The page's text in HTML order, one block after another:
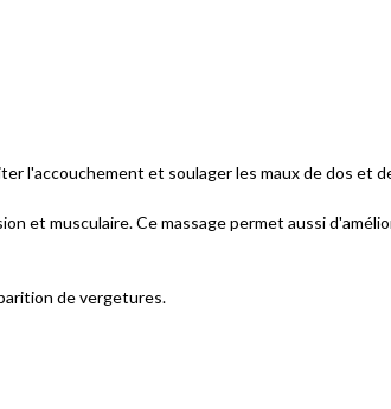
l'accouchement et soulager les maux de dos et
et musculaire. Ce massage permet aussi
de vergetures.